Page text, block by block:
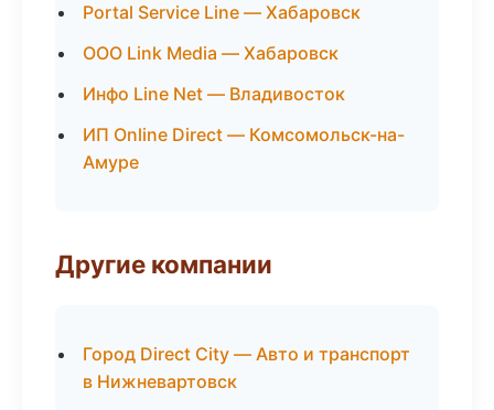
Portal Service Line — Хабаровск
ООО Link Media — Хабаровск
Инфо Line Net — Владивосток
ИП Online Direct — Комсомольск-на-
Амуре
Другие компании
Город Direct City — Авто и транспорт
в Нижневартовск